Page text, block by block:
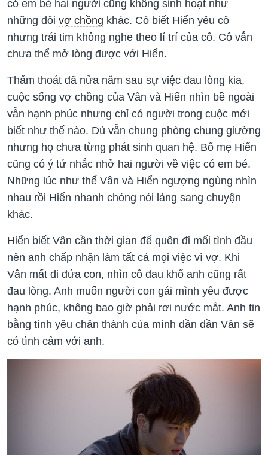
có em bé hai người cũng không sinh hoạt như
những đôi vợ chồng khác. Cô biết Hiển yêu cô
nhưng trái tim không nghe theo lí trí của cô. Cô vẫn
chưa thể mở lòng được với Hiển.
Thấm thoát đã nửa năm sau sự việc đau lòng kia,
cuộc sống vợ chồng của Vân và Hiển nhìn bề ngoài
vẫn hạnh phúc nhưng chỉ có người trong cuộc mới
biết như thế nào. Dù vẫn chung phòng chung giường
nhưng họ chưa từng phát sinh quan hệ. Bố mẹ Hiển
cũng có ý tứ nhắc nhở hai người về việc có em bé.
Những lúc như thế Vân và Hiển ngượng ngùng nhìn
nhau rồi Hiển nhanh chóng nói lảng sang chuyện
khác.
Hiển biết Vân cần thời gian để quên đi mối tình đầu
nên anh chấp nhận làm tất cả mọi việc vì vợ. Khi
Vân mất đi đứa con, nhìn cô đau khổ anh cũng rất
đau lòng. Anh muốn người con gái mình yêu được
hạnh phúc, không bao giờ phải rơi nước mắt. Anh tin
bằng tình yêu chân thành của mình dần dần Vân sẽ
có tình cảm với anh.